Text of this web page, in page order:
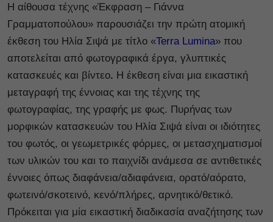
Η αίθουσα τέχνης «Έκφραση – Γιάννα
Γραμματοπούλου» παρουσιάζει την πρώτη ατομική
έκθεση του Ηλία Σιψά με τίτλο «Terra Lumina» που
αποτελείται από φωτογραφικά έργα, γλυπτικές
κατασκευές και βίντεο. Η έκθεση είναι μια εικαστική
μεταγραφή της έννοιας και της τέχνης της
φωτογραφίας, της γραφής με φως. Πυρήνας των
μορφικών κατασκευών του Ηλία Σιψά είναι οι ιδιότητες
του φωτός, οι γεωμετρικές φόρμες, οι μετασχηματισμοί
των υλικών του και το παιχνίδι ανάμεσα σε αντιθετικές
έννοιες όπως διαφάνεια/αδιαφάνεια, ορατό/αόρατο,
φωτεινό/σκοτεινό, κενό/πλήρες, αρνητικό/θετικό.
Πρόκειται για μία εικαστική διαδικασία αναζήτησης των